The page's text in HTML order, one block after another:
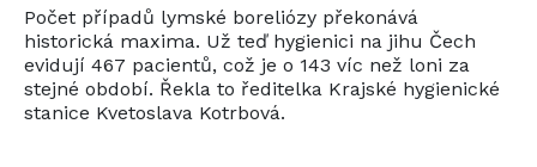
Počet případů lymské boreliózy překonává
historická maxima. Už teď hygienici na jihu Čech
evidují 467 pacientů, což je o 143 víc než loni za
stejné období. Řekla to ředitelka Krajské hygienické
stanice Kvetoslava Kotrbová.